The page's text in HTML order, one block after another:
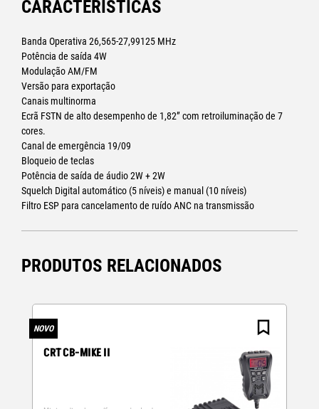
• Ecrã maior e mais legível
mesmo usando luvas.
• Suporte ergonômico e seguro
CARACTERISTICAS
Banda Operativa 26,565-27,99125 MHz
Potência de saída 4W
Modulação AM/FM
Versão para exportação
Canais multinorma
Ecrã FSTN de alto desempenho de 1,82” com retroiluminação de 7
cores.
Canal de emergência 19/09
Bloqueio de teclas
Potência de saída de áudio 2W + 2W
Squelch Digital automático (5 níveis) e manual (10 níveis)
Filtro ESP para cancelamento de ruído ANC na transmissão
PRODUTOS RELACIONADOS
NOVO
CRT CB-MIKE II